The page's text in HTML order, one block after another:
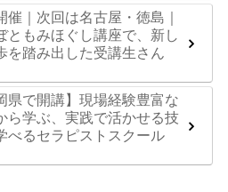
催｜次回は名古屋・徳島｜
ともみほぐし講座で、新し
を踏み出した受講生さん
県で開講】現場経験豊富な
ら学ぶ、実践で活かせる技
べるセラピストスクール